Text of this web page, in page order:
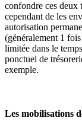
confondre ces deux
cependant de les
autorisation
(généralement 1
limitée dans le
ponctuel de
exemple.
Les mobilisations